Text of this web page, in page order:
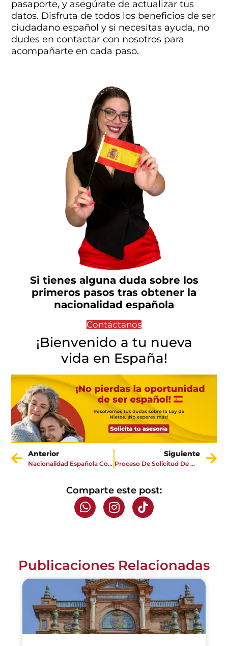
pasaporte, y asegúrate de actualizar tus
datos. Disfruta de todos los beneficios de ser
ciudadano español y si necesitas ayuda, no
dudes en contactar con nosotros para
acompañarte en cada paso.
Si tienes alguna duda sobre los
primeros pasos tras obtener la
nacionalidad española
Contáctanos
¡Bienvenido a tu nueva
vida en España!
Anterior
Nacionalidad Española Con Arraigo Familiar
Siguiente
Proceso De Solicitud De Nacionalidad Española Para Los Bisnietos
Comparte este post:
Publicaciones Relacionadas